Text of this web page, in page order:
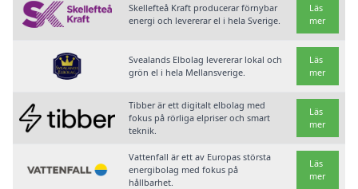
Skellefteå Kraft producerar förnybar
energi och levererar el i hela Sverige.
Läs
mer
Svealands Elbolag levererar lokal och
grön el i hela Mellansverige.
Läs
mer
Tibber är ett digitalt elbolag med
fokus på rörliga elpriser och smart
teknik.
Läs
mer
Vattenfall är ett av Europas största
energibolag med fokus på
hållbarhet.
Läs
mer